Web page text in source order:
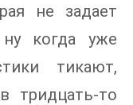
не задает
когда уже
тикают,
тридцать-то